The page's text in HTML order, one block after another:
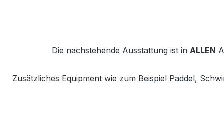
Die nachstehende Ausstattung ist in ALLEN
Zusätzliches Equipment wie zum Beispiel Paddel,